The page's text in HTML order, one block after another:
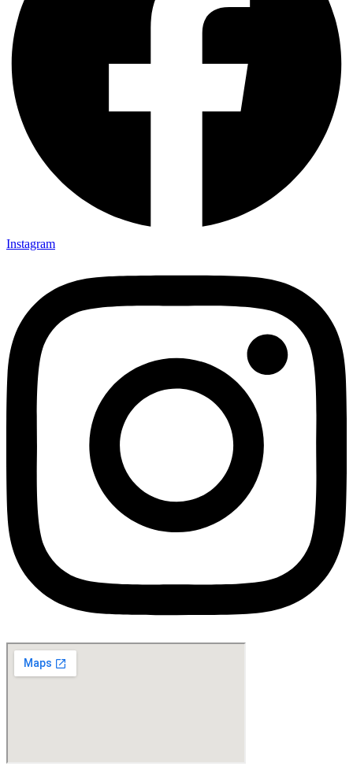
Instagram